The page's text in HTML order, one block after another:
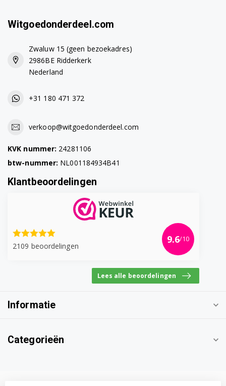
Witgoedonderdeel.com
Zwaluw 15 (geen bezoekadres)
2986BE Ridderkerk
Nederland
+31 180 471 372
verkoop@witgoedonderdeel.com
KVK nummer: 24281106
btw-nummer: NL001184934B41
Klantbeoordelingen
2109 beoordelingen
9.6/10
Lees alle beoordelingen
Informatie
Categorieën